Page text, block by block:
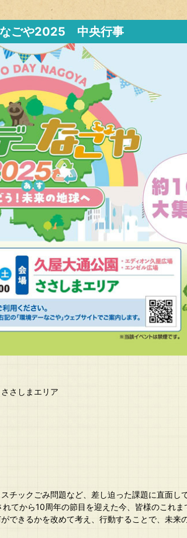
ごや2025 中央行事​
さしまエリア
チックごみ問題など、差し迫った課題に直面して
てから10周年の節目を迎えた今、皆様のこれ
できるかを改めて考え、行動することで、未来